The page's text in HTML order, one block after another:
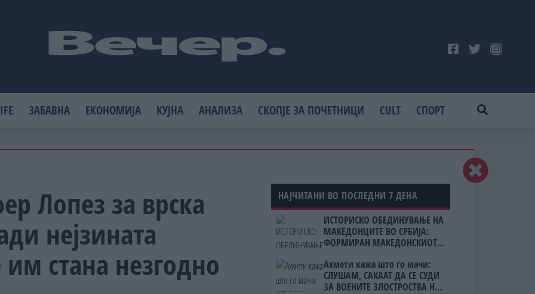
ЗАБАВНА ЕКОНОМИЈА КУЈНА АНАЛИЗА СКОПЈЕ ЗА ПОЧЕТНИЦИ CULT СПОРТ
Лопез за врска
нејзината
стана незгодно
НАЈЧИТАНИ ВО ПОСЛЕДНИ 7 ДЕНА
ИСТОРИСКО ОБЕДИНУВАЊЕ НА
МАКЕДОНЦИТЕ ВО СРБИЈА:
ФОРМИРАН МАКЕДОНСКИОТ
Ахмети кажа што го мачи:
СЛУШАМ, САКААТ ДА СЕ СУДИ
ЗА ВОЕНИТЕ ЗЛОСТРОСТВА НА